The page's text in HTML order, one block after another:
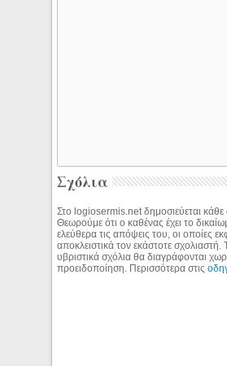
Σχόλια
Στο logiosermis.net δημοσιεύεται κάθε
Θεωρούμε ότι ο καθένας έχει το
ελεύθερα τις απόψεις του, οι οποίες
αποκλειστικά τον εκάστοτε
υβριστικά σχόλια θα διαγράφονται
προειδοποίηση. Περισσότερα στις